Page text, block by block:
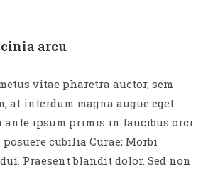
arcu
vitae pharetra auctor, sem
at interdum magna augue eget
ante ipsum primis in faucibus orci
cubilia Curae; Morbi
Praesent blandit dolor. Sed non